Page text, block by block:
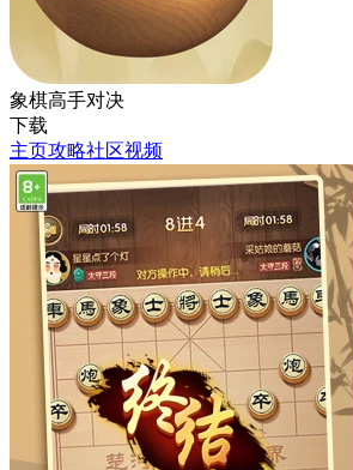
象棋高手对决
下载
主页攻略社区视频